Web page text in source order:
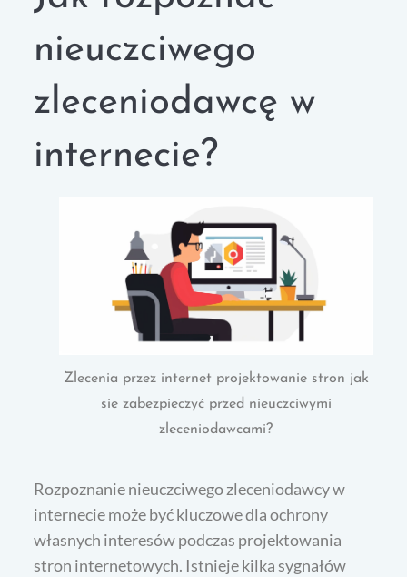
nieuczciwego
zleceniodawcę w
internecie?
Zlecenia przez internet projektowanie stron jak
sie zabezpieczyć przed nieuczciwymi
zleceniodawcami?
Rozpoznanie nieuczciwego zleceniodawcy w
internecie może być kluczowe dla ochrony
własnych interesów podczas projektowania
stron internetowych. Istnieje kilka sygnałów